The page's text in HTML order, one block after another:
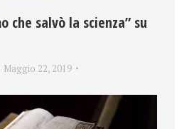
che salvò la scienza” su
Maggio 22, 2019